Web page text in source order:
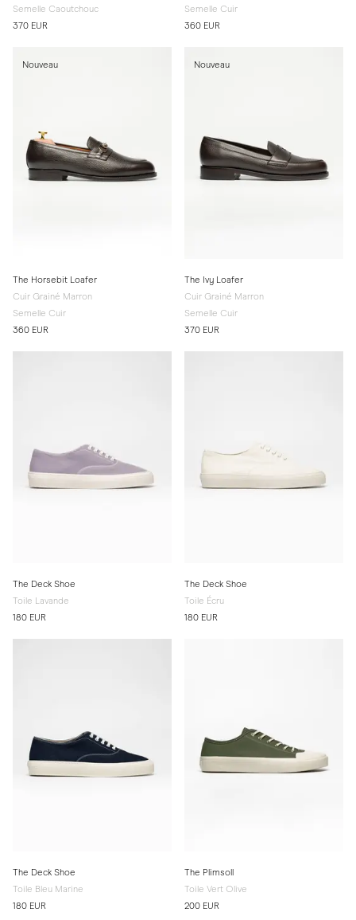
Semelle Caoutchouc
370 EUR
Semelle Cuir
360 EUR
Nouveau
The Horsebit Loafer
Cuir Grainé Marron
Semelle Cuir
360 EUR
Nouveau
The Ivy Loafer
Cuir Grainé Marron
Semelle Cuir
370 EUR
The Deck Shoe
Toile Lavande
180 EUR
The Deck Shoe
Toile Écru
180 EUR
The Deck Shoe
Toile Bleu Marine
180 EUR
The Plimsoll
Toile Vert Olive
200 EUR